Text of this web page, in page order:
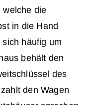
welche die
in die Hand
häufig um
behält den
des
den Wagen